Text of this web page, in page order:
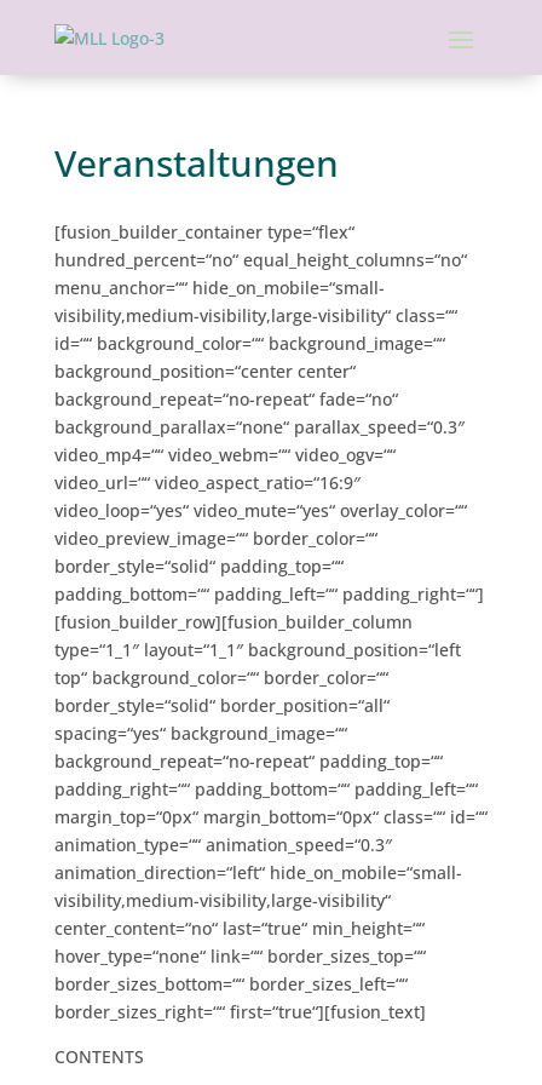
Veranstaltungen
[fusion_builder_container type=“flex“
hundred_percent=“no“ equal_height_columns=“no“
menu_anchor=““ hide_on_mobile=“small-
visibility,medium-visibility,large-visibility“ class=““
id=““ background_color=““ background_image=““
background_position=“center center“
background_repeat=“no-repeat“ fade=“no“
background_parallax=“none“ parallax_speed=“0.3″
video_mp4=““ video_webm=““ video_ogv=““
video_url=““ video_aspect_ratio=“16:9″
video_loop=“yes“ video_mute=“yes“ overlay_color=““
video_preview_image=““ border_color=““
border_style=“solid“ padding_top=““
padding_bottom=““ padding_left=““ padding_right=““]
[fusion_builder_row][fusion_builder_column
type=“1_1″ layout=“1_1″ background_position=“left
top“ background_color=““ border_color=““
border_style=“solid“ border_position=“all“
spacing=“yes“ background_image=““
background_repeat=“no-repeat“ padding_top=““
padding_right=““ padding_bottom=““ padding_left=““
margin_top=“0px“ margin_bottom=“0px“ class=““ id=““
animation_type=““ animation_speed=“0.3″
animation_direction=“left“ hide_on_mobile=“small-
visibility,medium-visibility,large-visibility“
center_content=“no“ last=“true“ min_height=““
hover_type=“none“ link=““ border_sizes_top=““
border_sizes_bottom=““ border_sizes_left=““
border_sizes_right=““ first=“true“][fusion_text]
CONTENTS